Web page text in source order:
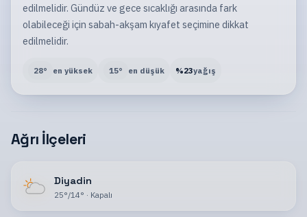
edilmelidir. Gündüz ve gece sıcaklığı arasında fark
olabileceği için sabah-akşam kıyafet seçimine dikkat
edilmelidir.
28° en yüksek 15° en düşük %23yağış
Ağrı İlçeleri
Diyadin
25°/14° · Kapalı